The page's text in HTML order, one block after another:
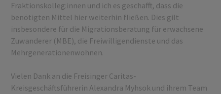
Fraktionskolleg:innen und ich es geschafft, dass die
benötigten Mittel hier weiterhin fließen. Dies gilt
insbesondere für die Migrationsberatung für erwachsene
Zuwanderer (MBE), die Freiwilligendienste und das
Mehrgenerationenwohnen.
Vielen Dank an die Freisinger Caritas-
Kreisgeschäftsführerin Alexandra Myhsok und ihrem Team